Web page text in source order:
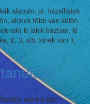
alapján, pl: háziállatok
akinek több van külön
ki lakik házban, ki
2, 3, stb. kinek van 1,
szerint abc